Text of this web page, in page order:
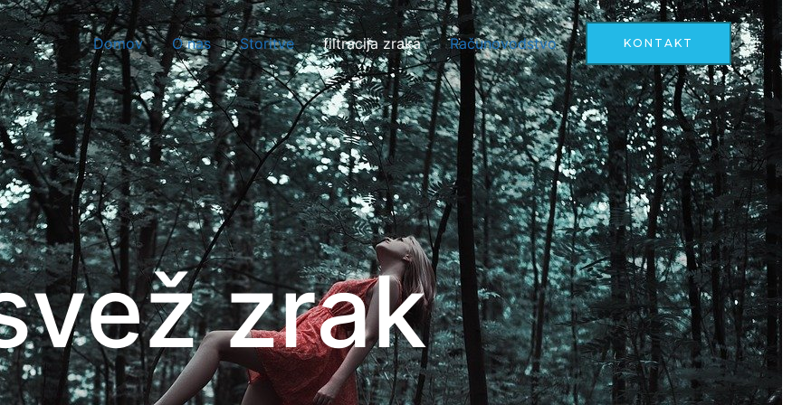
Domov O nas Storitve filtracija zraka Računovodstvo KONTAKT
zrak